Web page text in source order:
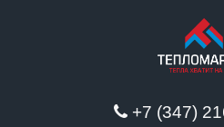
+7 (347)